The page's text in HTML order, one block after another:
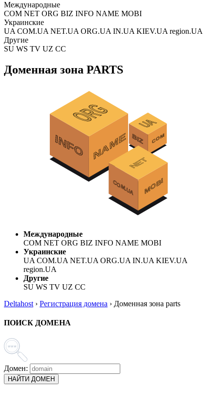
Международные
COM NET ORG BIZ INFO NAME MOBI
Украинские
UA COM.UA NET.UA ORG.UA IN.UA KIEV.UA region.UA
Другие
SU WS TV UZ CC
Доменная зона PARTS
Международные
COM NET ORG BIZ INFO NAME MOBI
Украинские
UA COM.UA NET.UA ORG.UA IN.UA KIEV.UA
region.UA
Другие
SU WS TV UZ CC
Deltahost › Регистрация домена › Доменная зона parts
ПОИСК ДОМЕНА
Домен:
НАЙТИ ДОМЕН